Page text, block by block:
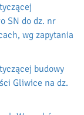
SN do dz. nr
wg zapytania
budowy
Gliwice na dz.